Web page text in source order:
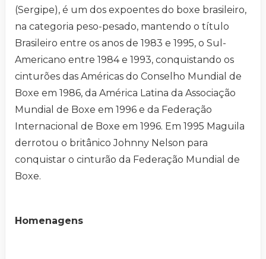
(Sergipe), é um dos expoentes do boxe brasileiro,
na categoria peso-pesado, mantendo o título
Brasileiro entre os anos de 1983 e 1995, o Sul-
Americano entre 1984 e 1993, conquistando os
cinturões das Américas do Conselho Mundial de
Boxe em 1986, da América Latina da Associação
Mundial de Boxe em 1996 e da Federação
Internacional de Boxe em 1996. Em 1995 Maguila
derrotou o britânico Johnny Nelson para
conquistar o cinturão da Federação Mundial de
Boxe.
Homenagens